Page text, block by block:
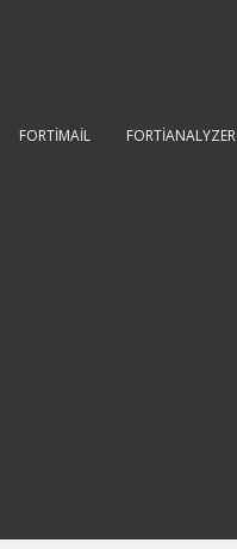
FORTIMAIL FORTIANALYZER